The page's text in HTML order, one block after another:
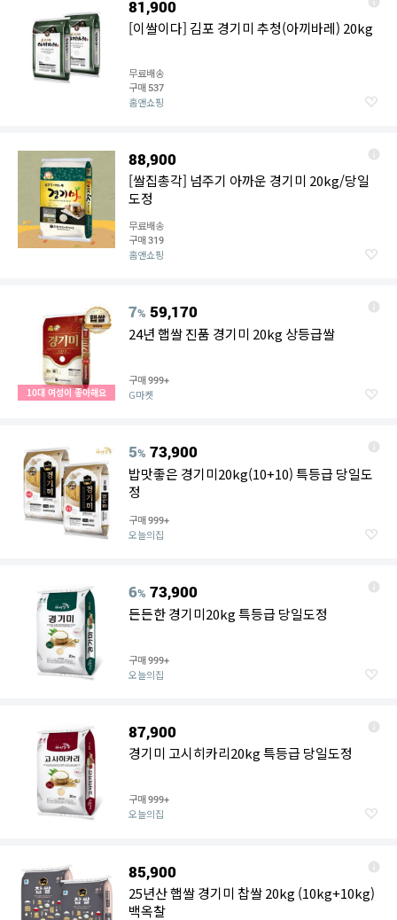
81,900
[이쌀이다] 김포 경기미 추청(아끼바레) 20kg
무료배송
구매 537
홈앤쇼핑
88,900
[쌀집총각] 넘주기 아까운 경기미 20kg/당일
도정
무료배송
구매319
홈앤쇼핑
10대 여성이 좋아해요
7% 59,170
24년 햅쌀 진품 경기미 20kg 상등급쌀
구매999+
G마켓
5% 73,900
밥맛좋은 경기미20kg(10+10) 특등급 당일도
정
구매999+
오늘의집
6% 73,900
든든한 경기미20kg 특등급 당일도정
구매999+
오늘의집
87,900
경기미 고시히카리20kg 특등급 당일도정
구매999+
오늘의집
85,900
25년산 햅쌀 경기미 찹쌀 20kg (10kg+10kg)
백옥찰